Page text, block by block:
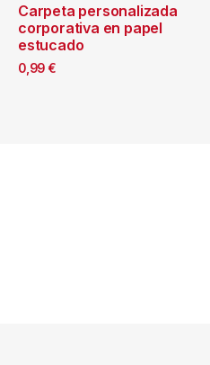
Carpeta personalizada
corporativa en papel
estucado
0,99 €